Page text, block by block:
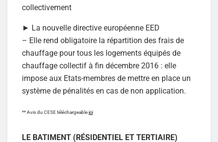
collectivement
► La nouvelle directive européenne EED
– Elle rend obligatoire la répartition des frais de
chauffage pour tous les logements équipés de
chauffage collectif à fin décembre 2016 : elle
impose aux Etats-membres de mettre en place un
système de pénalités en cas de non application.
** Avis du CESE téléchargeableici
LE BATIMENT (RÉSIDENTIEL ET TERTIAIRE)